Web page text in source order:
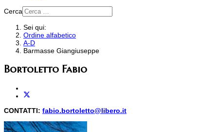
Cerca
Sei qui:
Ordine alfabetico
A-D
Barmasse Giangiuseppe
Bortoletto Fabio
CONTATTI: fabio.bortoletto@libero.it